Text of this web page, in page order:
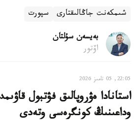
شىمكەنت جاڭالىقتارى سپورت
بەيسەن سۇلتان
اۆتور
22:05, 05 تامىز 2026
استانادا ەۋروپالىق فۋتبول
وداعىنىڭ كونگرەسى وتەدى